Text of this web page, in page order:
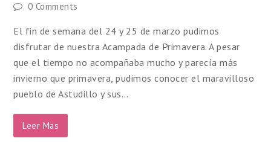
0 Comments
El fin de semana del 24 y 25 de marzo pudimos
disfrutar de nuestra Acampada de Primavera. A pesar
que el tiempo no acompañaba mucho y parecía más
invierno que primavera, pudimos conocer el maravilloso
pueblo de Astudillo y sus…
Leer Mas